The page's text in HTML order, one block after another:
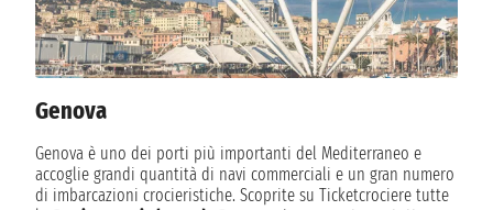
sabato 28 novembre 2026
07:00 - 21:00
VALENCIA
domenica 29 novembre 2026
09:00 - 18:00
lunedì 30 novembre 2026
08:00 - 17:00
MARSIGLIA
Genova
Genova è uno dei porti più importanti del Mediterraneo e
accoglie grandi quantità di navi commerciali e un gran numero
di imbarcazioni crocieristiche. Scoprite su Ticketcrociere tutte